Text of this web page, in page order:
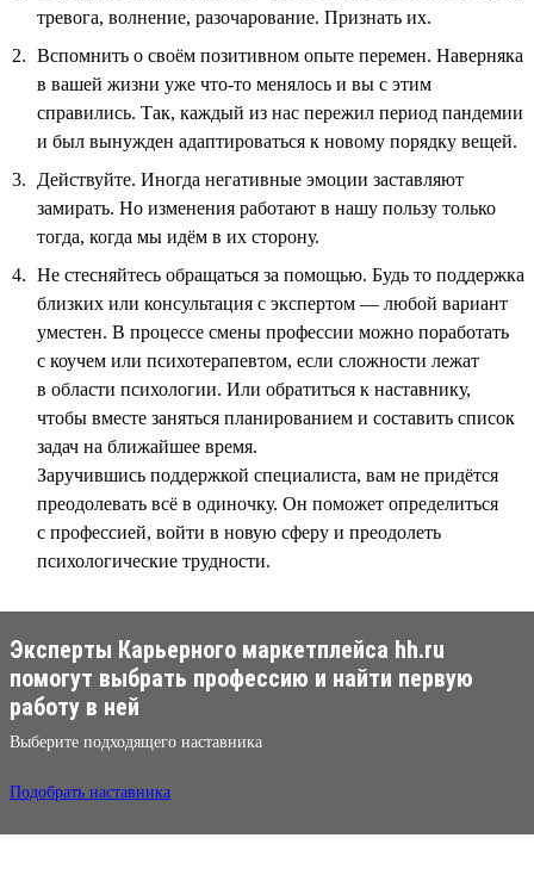
тревога, волнение, разочарование. Признать их.
Вспомнить о своём позитивном опыте перемен. Наверняка
в вашей жизни уже что-то менялось и вы с этим
справились. Так, каждый из нас пережил период пандемии
и был вынужден адаптироваться к новому порядку вещей.
Действуйте. Иногда негативные эмоции заставляют
замирать. Но изменения работают в нашу пользу только
тогда, когда мы идём в их сторону.
Не стесняйтесь обращаться за помощью. Будь то поддержка
близких или консультация с экспертом — любой вариант
уместен. В процессе смены профессии можно поработать
с коучем или психотерапевтом, если сложности лежат
в области психологии. Или обратиться к наставнику,
чтобы вместе заняться планированием и составить список
задач на ближайшее время.
Заручившись поддержкой специалиста, вам не придётся
преодолевать всё в одиночку. Он поможет определиться
с профессией, войти в новую сферу и преодолеть
психологические трудности.
Эксперты Карьерного маркетплейса hh.ru
помогут выбрать профессию и найти первую
работу в ней
Выберите подходящего наставника
Подобрать наставника